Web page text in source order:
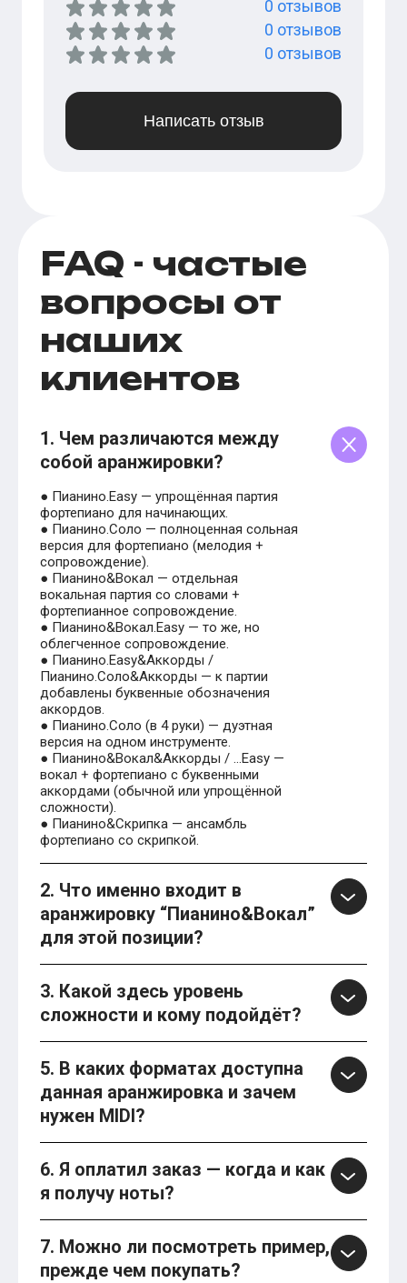
0 отзывов
0 отзывов
0 отзывов
Написать отзыв
FAQ - частые
вопросы от
наших
клиентов
1. Чем различаются между
собой аранжировки?
● Пианино.Easy — упрощённая партия
фортепиано для начинающих.
● Пианино.Соло — полноценная сольная
версия для фортепиано (мелодия +
сопровождение).
● Пианино&Вокал — отдельная
вокальная партия со словами +
фортепианное сопровождение.
● Пианино&Вокал.Easy — то же, но
облегченное сопровождение.
● Пианино.Easy&Аккорды /
Пианино.Соло&Аккорды — к партии
добавлены буквенные обозначения
аккордов.
● Пианино.Соло (в 4 руки) — дуэтная
версия на одном инструменте.
● Пианино&Вокал&Аккорды / …Easy —
вокал + фортепиано с буквенными
аккордами (обычной или упрощённой
сложности).
● Пианино&Скрипка — ансамбль
фортепиано со скрипкой.
2. Что именно входит в
аранжировку “Пианино&Вокал”
для этой позиции?
3. Какой здесь уровень
сложности и кому подойдёт?
5. В каких форматах доступна
данная аранжировка и зачем
нужен MIDI?
6. Я оплатил заказ — когда и как
я получу ноты?
7. Можно ли посмотреть пример,
прежде чем покупать?